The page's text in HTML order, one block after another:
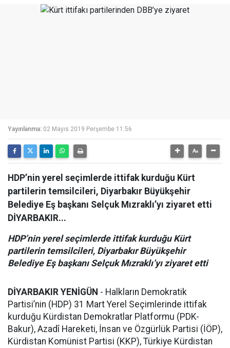
Yayınlanma: 02 Mayıs 2019 Perşembe 11:56
HDP’nin yerel seçimlerde ittifak kurduğu Kürt
partilerin temsilcileri, Diyarbakır Büyükşehir
Belediye Eş başkanı Selçuk Mızraklı’yı ziyaret etti
DİYARBAKIR...
HDP’nin yerel seçimlerde ittifak kurduğu Kürt
partilerin temsilcileri, Diyarbakır Büyükşehir
Belediye Eş başkanı Selçuk Mızraklı’yı ziyaret etti
DİYARBAKIR YENİGÜN - Halkların Demokratik
Partisi’nin (HDP) 31 Mart Yerel Seçimlerinde ittifak
kurduğu Kürdistan Demokratlar Platformu (PDK-
Bakur), Azadî Hareketi, İnsan ve Özgürlük Partisi (İÖP),
Kürdistan Komünist Partisi (KKP), Türkiye Kürdistan